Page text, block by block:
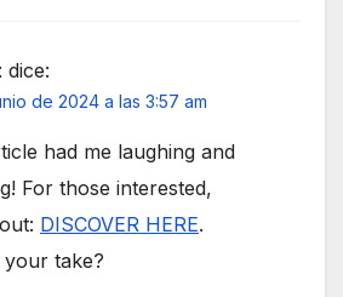
dice:
de 2024 a las 3:57 am
had me laughing and
For those interested,
DISCOVER HERE.
your take?